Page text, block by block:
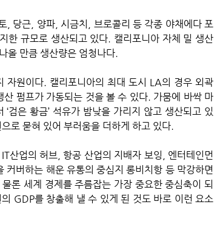
, 당근, 양파, 시금치, 브로콜리 등 각종 야채에다 포
한 규모로 생산되고 있다. 캘리포니아 자체 밀 생산
올 만큼 생산량은 엄청나다.
자원이다. 캘리포니아의 최대 도시 LA의 경우 외곽
펌프가 가동되는 것을 볼 수 있다. 가뭄에 바싹 마
검은 황금’ 석유가 밤낮을 가리지 않고 생산되고 있
로 묻혀 있어 부러움을 더하게 하고 있다.
산업의 허브, 항공 산업의 지배자 보잉, 엔터테인먼
버하는 해운 유통의 중심지 롱비치항 등 막강하면
론 세계 경제를 주름잡는 가장 중요한 중심축이 되
GDP를 창출해 낼 수 있게 된 것도 바로 이런 요소